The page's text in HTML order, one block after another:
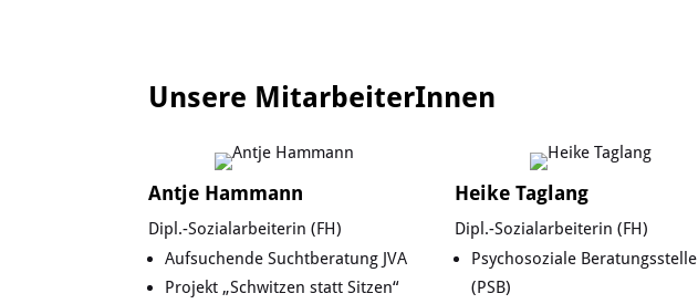
Unsere MitarbeiterInnen
Antje Hammann
Dipl.-Sozialarbeiterin (FH)
Aufsuchende Suchtberatung JVA
Projekt „Schwitzen statt Sitzen“
Heike Taglang
Dipl.-Sozialarbeiterin (FH)
Psychosoziale Beratungsstelle
(PSB)